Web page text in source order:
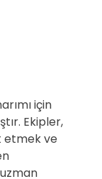
için
Ekipler,
etmek ve